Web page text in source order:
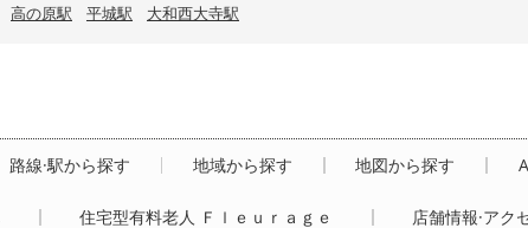
高の原駅 平城駅 大和西大寺駅
路線·駅から探す 地域から探す 地図から探す
住宅型有料老人 Ｆｌｅｕｒａｇｅ 店舗情報·アク